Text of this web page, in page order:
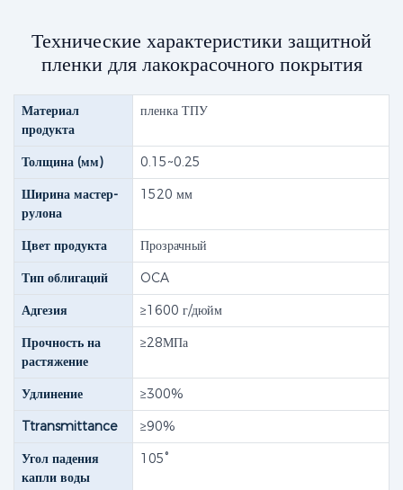
Технические характеристики защитной
пленки для лакокрасочного покрытия
Материал
продукта
пленка ТПУ
Толщина (мм)
0.15~0.25
Ширина мастер-
рулона
1520 мм
Цвет продукта
Прозрачный
Тип облигаций
OCA
Адгезия
≥1600 г/дюйм
Прочность на
растяжение
≥28МПа
Удлинение
≥300%
Ttransmittance
≥90%
Угол падения
капли воды
105°